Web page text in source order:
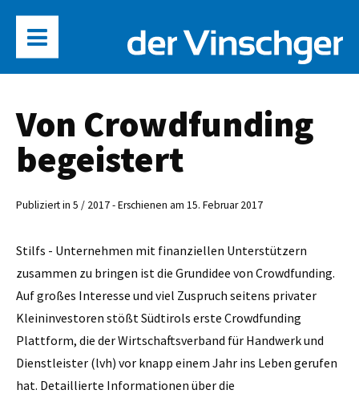
Von Crowdfunding
begeistert
Publiziert in 5 / 2017 - Erschienen am 15. Februar 2017
Stilfs - Unternehmen mit finanziellen Unterstützern
zusammen zu bringen ist die Grundidee von Crowdfunding.
Auf großes Interesse und viel Zuspruch seitens privater
Kleininvestoren stößt Südtirols erste Crowdfunding
Plattform, die der Wirtschaftsverband für Handwerk und
Dienstleister (lvh) vor knapp einem Jahr ins Leben gerufen
hat. Detaillierte Informationen über die